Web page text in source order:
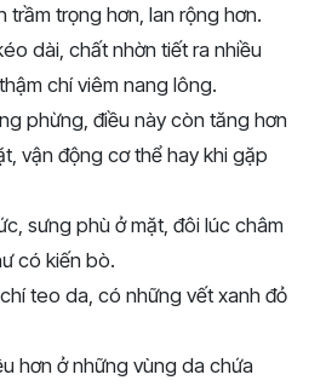
trầm trọng hơn, lan rộng hơn.
dài, chất nhờn tiết ra nhiều
chí viêm nang lông.
phừng, điều này còn tăng hơn
vận động cơ thể hay khi gặp
sưng phù ở mặt, đôi lúc châm
có kiến bò.
teo da, có những vết xanh đỏ
hơn ở những vùng da chứa